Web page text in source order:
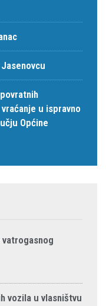
u ispravno
Općine
vozila u vlasništvu